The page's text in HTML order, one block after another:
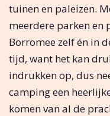
tuinen en paleizen.
meerdere parken en
Borromee zelf én in
tijd, want het kan
indrukken op, dus
camping een
komen van al de